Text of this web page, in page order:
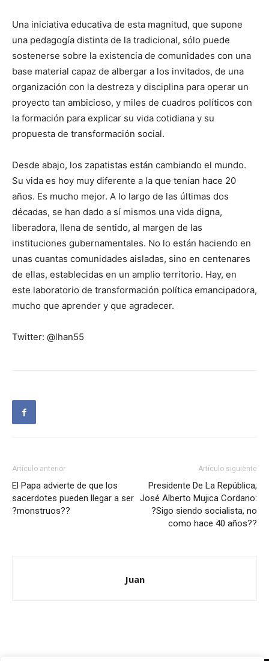
Una iniciativa educativa de esta magnitud, que supone
una pedagogía distinta de la tradicional, sólo puede
sostenerse sobre la existencia de comunidades con una
base material capaz de albergar a los invitados, de una
organización con la destreza y disciplina para operar un
proyecto tan ambicioso, y miles de cuadros políticos con
la formación para explicar su vida cotidiana y su
propuesta de transformación social.
Desde abajo, los zapatistas están cambiando el mundo.
Su vida es hoy muy diferente a la que tenían hace 20
años. Es mucho mejor. A lo largo de las últimas dos
décadas, se han dado a sí mismos una vida digna,
liberadora, llena de sentido, al margen de las
instituciones gubernamentales. No lo están haciendo en
unas cuantas comunidades aisladas, sino en centenares
de ellas, establecidas en un amplio territorio. Hay, en
este laboratorio de transformación política emancipadora,
mucho que aprender y que agradecer.
Twitter: @lhan55
Artículo anterior
El Papa advierte de que los
sacerdotes pueden llegar a ser
?monstruos??
Artículo siguiente
Presidente De La República,
José Alberto Mujica Cordano:
?Sigo siendo socialista, no
como hace 40 años??
Juan